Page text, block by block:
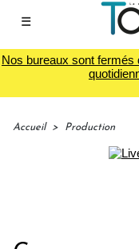
☰
Nos bureaux sont fermés
Accueil > Production